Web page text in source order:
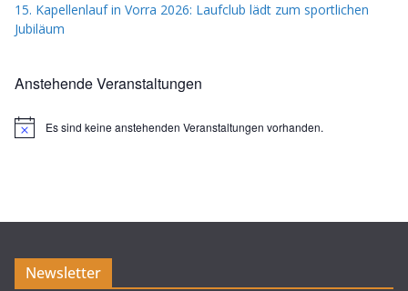
15. Kapellenlauf in Vorra 2026: Laufclub lädt zum sportlichen
Jubiläum
Anstehende Veranstaltungen
H
s
Es sind keine anstehenden Veranstaltungen vorhanden.
Newsletter